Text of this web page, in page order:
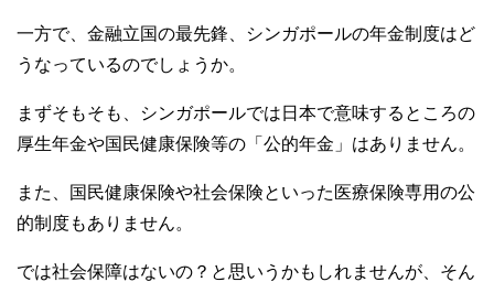
一方で、金融立国の最先鋒、シンガポールの年金制度はど
うなっているのでしょうか。
まずそもそも、シンガポールでは日本で意味するところの
厚生年金や国民健康保険等の「公的年金」はありません。
また、国民健康保険や社会保険といった医療保険専用の公
的制度もありません。
では社会保障はないの？と思いうかもしれませんが、そん